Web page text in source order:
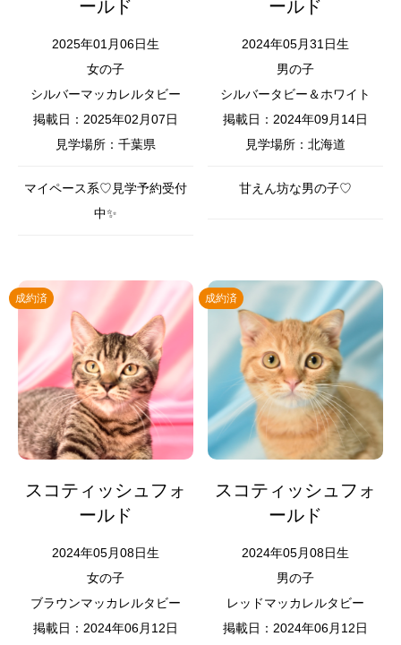
ールド
2025年01月06日生
女の子
シルバーマッカレルタビー
掲載日：2025年02月07日
見学場所：千葉県
マイペース系♡見学予約受付
中✨️
ールド
2024年05月31日生
男の子
シルバータビー＆ホワイト
掲載日：2024年09月14日
見学場所：北海道
甘えん坊な男の子♡
成約済
スコティッシュフォ
ールド
2024年05月08日生
女の子
ブラウンマッカレルタビー
掲載日：2024年06月12日
成約済
スコティッシュフォ
ールド
2024年05月08日生
男の子
レッドマッカレルタビー
掲載日：2024年06月12日